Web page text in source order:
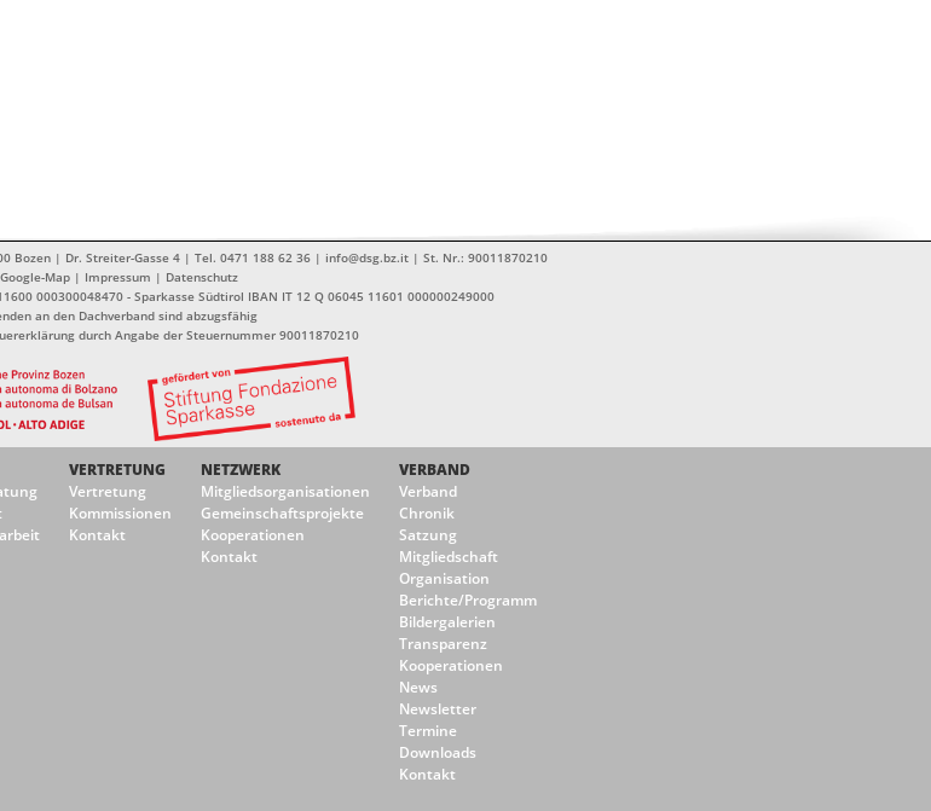
Bozen | Dr. Streiter-Gasse 4 | Tel. 0471 188 62 36 | info@dsg.bz.it | St. Nr.: 90011870210
Google-Map | Impressum | Datenschutz
000300048470 - Sparkasse Südtirol IBAN IT 12 Q 06045 11601 000000249000
an den Dachverband sind abzugsfähig
durch Angabe der Steuernummer 90011870210
VERTRETUNG
Vertretung
Kommissionen
Kontakt
NETZWERK
Mitgliedsorganisationen
Gemeinschaftsprojekte
Kooperationen
Kontakt
VERBAND
Verband
Chronik
Satzung
Mitgliedschaft
Organisation
Berichte/Programm
Bildergalerien
Transparenz
Kooperationen
News
Newsletter
Termine
Downloads
Kontakt